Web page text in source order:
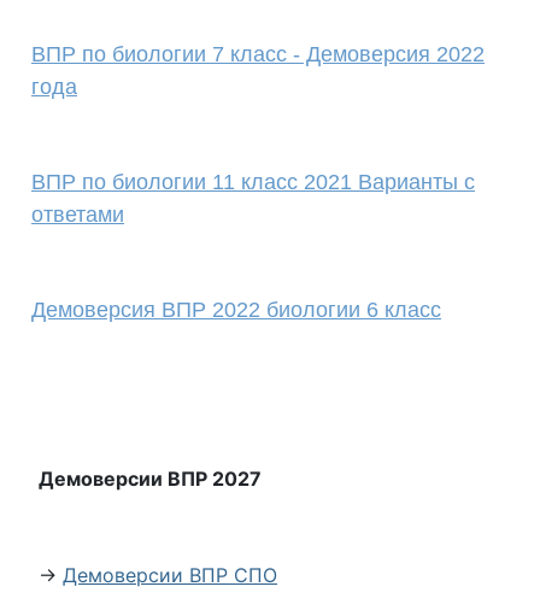
ВПР по биологии 7 класс - Демоверсия 2022
года
ВПР по биологии 11 класс 2021 Варианты с
ответами
Демоверсия ВПР 2022 биологии 6 класс
Демоверсии ВПР 2027
→ Демоверсии ВПР СПО